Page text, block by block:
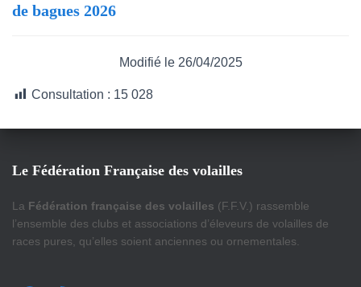
de bagues 2026
Modifié le 26/04/2025
Consultation : 15 028
Le Fédération Française des volailles
La Fédération française des volailles (F.F.V.) rassemble
l’ensemble des clubs et associations d’éleveurs de volailles de
races pures, qu’elles soient anciennes ou ornementales.